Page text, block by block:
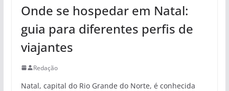
Onde se hospedar em Natal:
guia para diferentes perfis de
viajantes
Redação
Natal, capital do Rio Grande do Norte, é conhecida